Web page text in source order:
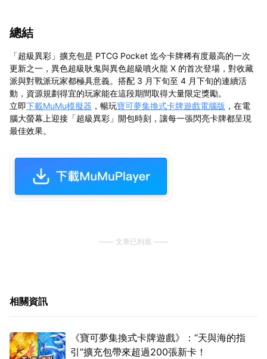
總結
「超級異彩」擴充包是 PTCG Pocket 迄今卡牌稀有度最高的一次
更新之一，異色超級耿鬼與異色超級噴火龍 X 的首次登場，對收藏
派與對戰派玩家都極具意義。搭配 3 月下旬至 4 月下旬的連續活
動，資源規劃得宜的玩家能在這段期間取得大量限定獎勵。
立即下載MuMu模擬器 ，暢玩寶可夢集換式卡牌遊戲電腦版 ，在電
腦大螢幕上迎接「超級異彩」開包時刻，讓每一張閃亮卡牌都呈現
最佳效果。
文章已到底
相關資訊
《寶可夢集換式卡牌遊戲》：“天與海的指
引”擴充包帶來超過200張新卡！